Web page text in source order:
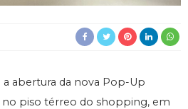
abertura da nova Pop-Up
no piso térreo do shopping, em